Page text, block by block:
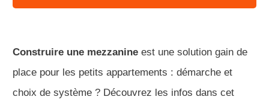
Construire une mezzanine est une solution gain de
place pour les petits appartements : démarche et
choix de système ? Découvrez les infos dans cet